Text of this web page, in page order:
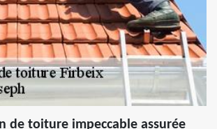
de toiture impeccable assurée